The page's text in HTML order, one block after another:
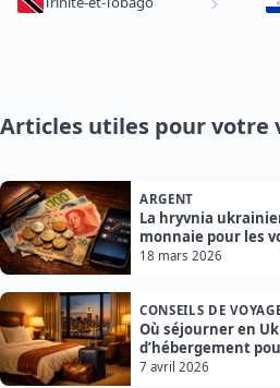
Articles utiles pour votre
ARGENT
La hryvnia
monnaie pour les
18 mars 2026
CONSEILS DE
Où séjourner en
d’hébergement
7 avril 2026